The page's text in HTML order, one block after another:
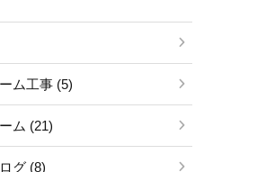
ム工事 (5)
ム (21)
グ (8)